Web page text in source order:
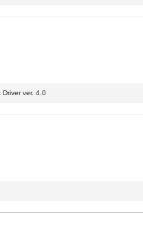
ver. 4.0